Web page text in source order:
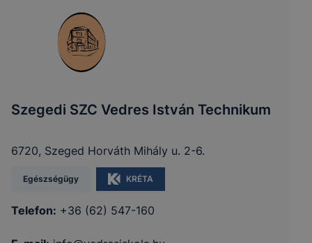
Szegedi SZC Vedres István Technikum
6720, Szeged Horváth Mihály u. 2-6.
Egészségügy KRÉTA
Telefon: +36 (62) 547-160